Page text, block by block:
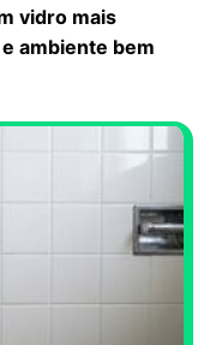
vidro mais
ambiente bem